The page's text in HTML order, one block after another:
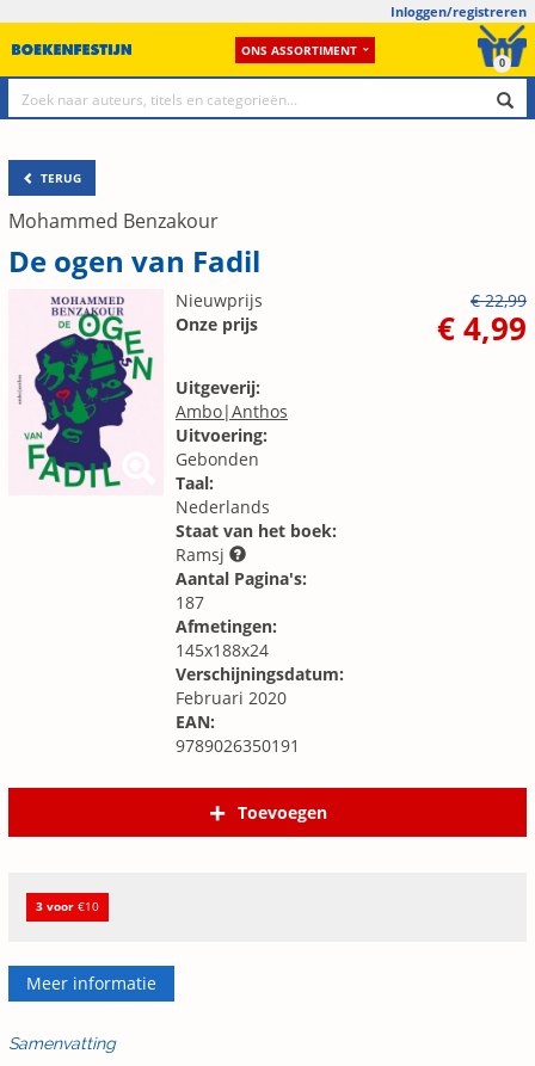
Inloggen/registreren
ONS ASSORTIMENT
0
TERUG
Mohammed Benzakour
De ogen van Fadil
Nieuwprijs
€ 22,99
Onze prijs
€ 4,99
Uitgeverij:
Ambo|Anthos
Uitvoering:
Gebonden
Taal:
Nederlands
Staat van het boek:
Ramsj
Aantal Pagina's:
187
Afmetingen:
145x188x24
Verschijningsdatum:
Februari 2020
EAN:
9789026350191
Toevoegen
3 voor €10
Meer informatie
Samenvatting